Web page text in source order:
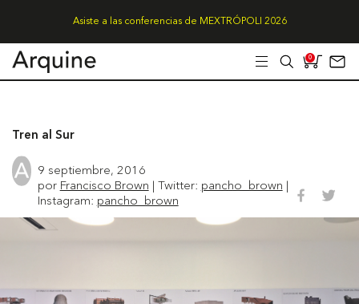
Asiste a las conferencias de MEXTRÓPOLI 2026
0
Tren al Sur
9 septiembre, 2016
por Francisco Brown | Twitter: pancho_brown |
Instagram: pancho_brown